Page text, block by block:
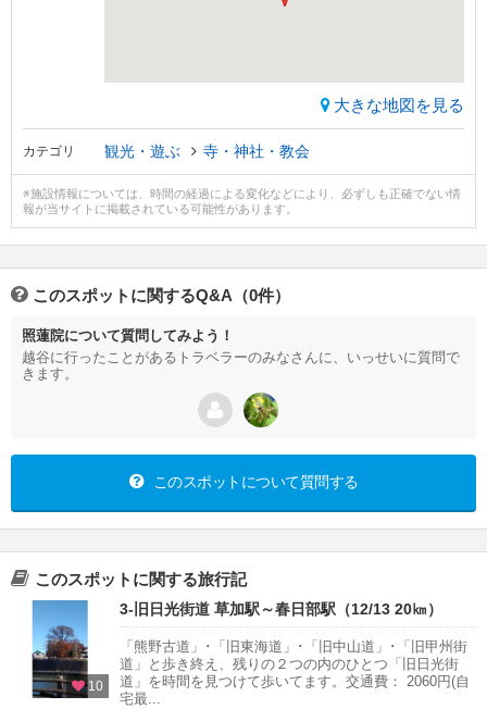
大きな地図を見る
カテゴリ 観光・遊ぶ 寺・神社・教会
※施設情報については、時間の経過による変化などにより、必ずしも正確でない情
報が当サイトに掲載されている可能性があります。
このスポットに関するQ&A（0件）
照蓮院について質問してみよう！
越谷に行ったことがあるトラベラーのみなさんに、いっせいに質問で
きます。
このスポットについて質問する
このスポットに関する旅行記
10
3-旧日光街道 草加駅～春日部駅（12/13 20㎞）
「熊野古道」･「旧東海道」･「旧中山道」･「旧甲州街
道」と歩き終え、残りの２つの内のひとつ「旧日光街
道」を時間を見つけて歩いてます。交通費： 2060円(自
宅最...